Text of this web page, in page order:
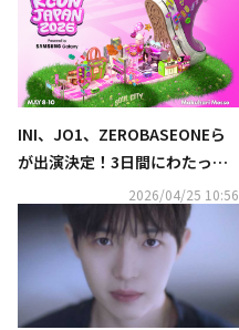
INI、JO1、ZEROBASEONEら
が出演決定！3日間にわたって
開催される『KCON JAPAN 202
6』をU-NEXT独占で生配信
2026/04/25 10:56